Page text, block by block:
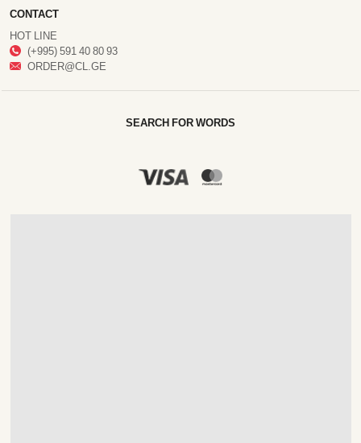
CONTACT
HOT LINE
(+995) 591 40 80 93
ORDER@CL.GE
SEARCH FOR WORDS